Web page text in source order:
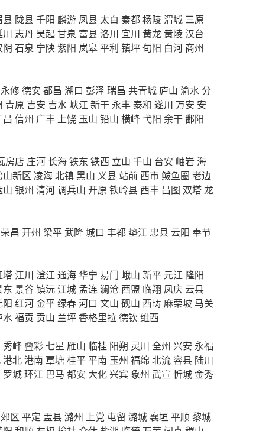
县 陇县千阳 麟游 凤县 太白 秦都杨陵渭城 三原
川 志丹吴起甘泉 富县洛川 宜川 黄龙黄陵汉台
阴 石泉 宁陕紫阳 岚皋平利 镇坪旬阳 白河 商州
永修德安 都昌 湖口 彭泽瑞昌 共青城 庐山 渝水 分
青原 吉安 吉水 峡江 新干 永丰泰和 遂川 万安 安
昌 信州 广丰 上饶 玉山 铅山 横峰 弋阳 余干鄱阳
房店 庄河 长海铁东 铁西 立山 千山 台安 岫岩 海
山新区 凌海北镇黑山 义县 站前 西市 鲅鱼圈 老边
山 银州 清河调兵山 开原 铁岭县 西丰 昌图 双塔龙
荣昌 开州 梁平武隆城口 丰都 垫江 忠县 云阳 奉节
塔 江川 澄江 通海华宁 易门 峨山 新平 元江 隆阳
东 景谷镇沅 江城 孟连 澜沧 西盟 临翔 凤庆 云县
阳 红河金平绿春河口 文山 砚山 西畴麻栗坡 马关
水福贡 贡山 兰坪 香格里拉 德钦维西
秀峰 叠彩七星 雁山 临桂 阳朔 灵川 全州 兴安 永福
港北港南 覃塘桂平平南 玉州 福绵 北流 容县 陆川
罗城环江 巴马 都安 大化兴宾 象州 武宣 忻城金秀
郊区 平定 盂县潞州 上党 屯留 潞城襄垣平顺黎城